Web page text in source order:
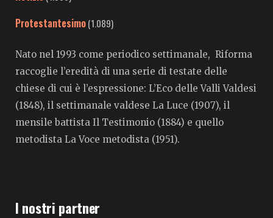
Protestantesimo(1.089)
Nato nel 1993 come periodico settimanale, Riforma
raccoglie l’eredità di una serie di testate delle
chiese di cui è l’espressione: L’Eco delle Valli Valdesi
(1848), il settimanale valdese La Luce (1907), il
mensile battista Il Testimonio (1884) e quello
metodista La Voce metodista (1951).
I nostri partner